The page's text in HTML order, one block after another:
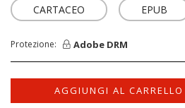
CARTACEO EPUB
Protezione: Adobe DRM
AGGIUNGI AL CARRELLO